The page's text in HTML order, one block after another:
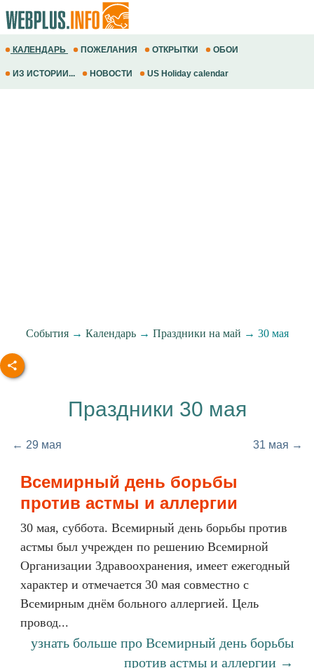
КАЛЕНДАРЬ ПОЖЕЛАНИЯ ОТКРЫТКИ ОБОИ
ИЗ ИСТОРИИ... НОВОСТИ US Holiday calendar
События→ Календарь→ Праздники на май → 30 мая
Праздники 30 мая
← 29 мая 31 мая →
Всемирный день борьбы
против астмы и аллергии
30 мая, суббота. Всемирный день борьбы против
астмы был учрежден по решению Всемирной
Организации Здравоохранения, имеет ежегодный
характер и отмечается 30 мая совместно с
Всемирным днём больного аллергией. Цель
провод...
узнать больше про Всемирный день борьбы
против астмы и аллергии →